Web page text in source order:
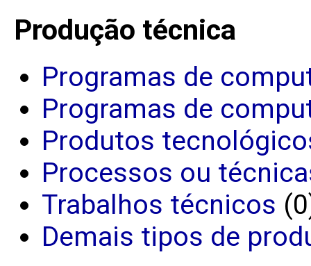
Produção técnica
Programas de
Programas de
Produtos
Processos ou
Trabalhos técnicos
Demais tipos de